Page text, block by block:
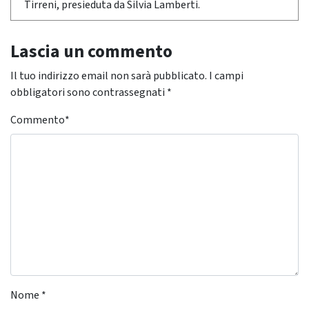
Tirreni, presieduta da Silvia Lamberti.
Lascia un commento
Il tuo indirizzo email non sarà pubblicato. I campi
obbligatori sono contrassegnati *
Commento*
Nome *